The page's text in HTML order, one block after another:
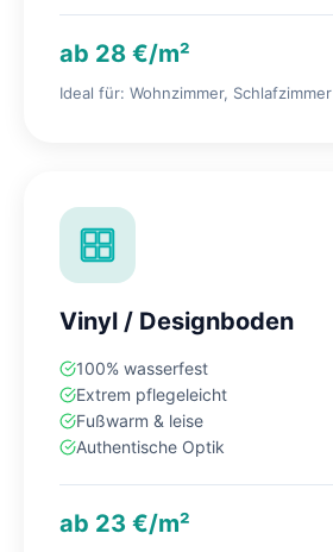
ab 28 €/m²
Ideal für: Wohnzimmer, Schlafzimmer
Vinyl / Designboden
100% wasserfest
Extrem pflegeleicht
Fußwarm & leise
Authentische Optik
ab 23 €/m²